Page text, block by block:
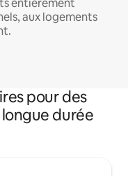
entièrement
aux logements
pour des
durée